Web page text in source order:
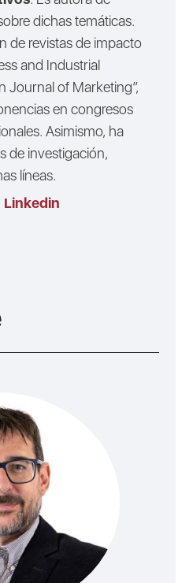
dichas temáticas.
de revistas de impacto
and Industrial
Journal of Marketing”,
en congresos
Asimismo, ha
de investigación,
líneas.
Linkedin